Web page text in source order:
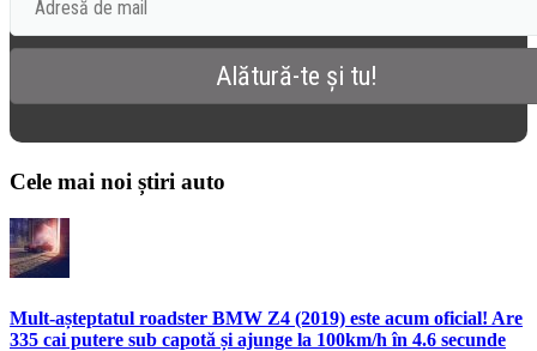
Cele mai noi știri auto
Mult-așteptatul roadster BMW Z4 (2019) este acum oficial! Are
335 cai putere sub capotă și ajunge la 100km/h în 4.6 secunde